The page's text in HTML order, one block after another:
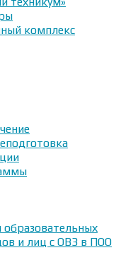
комплекс
образовательных
и лиц с ОВЗ в ПОО